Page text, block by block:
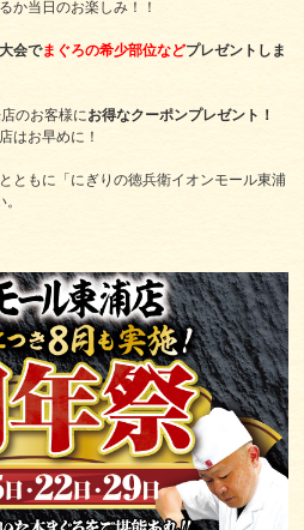
か当日のお楽しみ！！
会でまぐろの希少部位などプレゼントしま
のお客様にお得なクーポンプレゼント！
はお早めに！
ともに「にぎりの徳兵衛イオンモール東浦